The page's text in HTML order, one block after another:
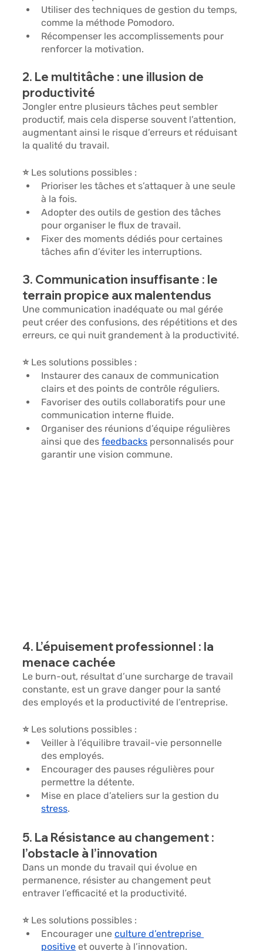
Utiliser des techniques de gestion du temps,
comme la méthode Pomodoro.
Récompenser les accomplissements pour
renforcer la motivation.
2. Le multitâche : une illusion de
productivité
Jongler entre plusieurs tâches peut sembler
productif, mais cela disperse souvent l’attention,
augmentant ainsi le risque d’erreurs et réduisant
la qualité du travail.
⭐ Les solutions possibles :
Prioriser les tâches et s’attaquer à une seule
à la fois.
Adopter des outils de gestion des tâches
pour organiser le flux de travail.
Fixer des moments dédiés pour certaines
tâches afin d’éviter les interruptions.
3. Communication insuffisante : le
terrain propice aux malentendus
Une communication inadéquate ou mal gérée
peut créer des confusions, des répétitions et des
erreurs, ce qui nuit grandement à la productivité.
⭐ Les solutions possibles :
Instaurer des canaux de communication
clairs et des points de contrôle réguliers.
Favoriser des outils collaboratifs pour une
communication interne fluide.
Organiser des réunions d’équipe régulières
ainsi que des feedbacks personnalisés pour
garantir une vision commune.
4. L’épuisement professionnel : la
menace cachée
Le burn-out, résultat d’une surcharge de travail
constante, est un grave danger pour la santé
des employés et la productivité de l’entreprise.
⭐ Les solutions possibles :
Veiller à l’équilibre travail-vie personnelle
des employés.
Encourager des pauses régulières pour
permettre la détente.
Mise en place d’ateliers sur la gestion du
stress.
5. La Résistance au changement :
l’obstacle à l’innovation
Dans un monde du travail qui évolue en
permanence, résister au changement peut
entraver l’efficacité et la productivité.
⭐ Les solutions possibles :
Encourager une culture d’entreprise
positive et ouverte à l’innovation.